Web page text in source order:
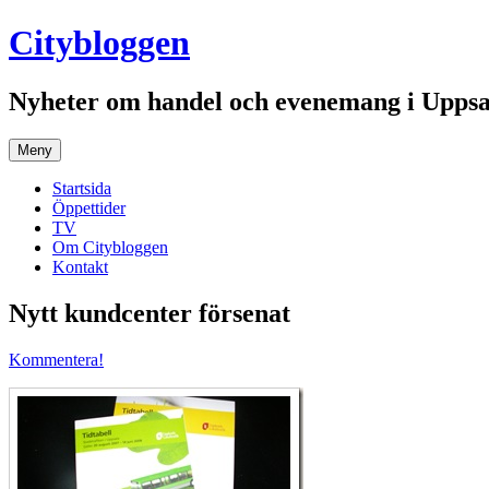
Hoppa
till
Citybloggen
Nyheter om handel och evenemang i
Meny
Startsida
Öppettider
TV
Om Citybloggen
Kontakt
Nytt kundcenter försenat
Kommentera!